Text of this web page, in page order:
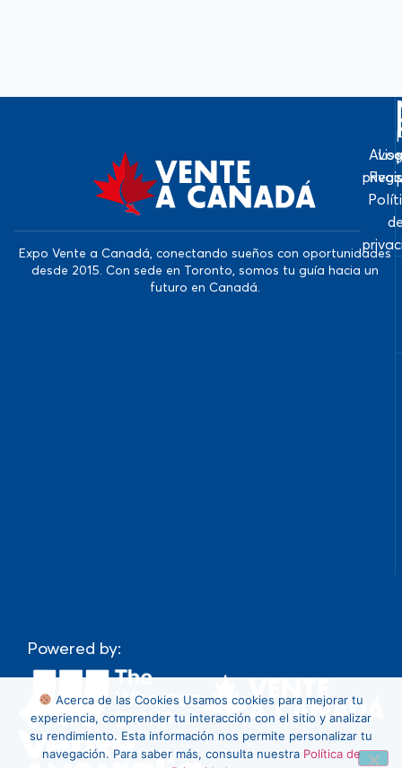
Expo Vente a Canadá, conectando sueños con oportunidades
desde 2015. Con sede en Toronto, somos tu guía hacia un
futuro en Canadá.
Powered by:
Acerca de las Cookies Usamos cookies para mejorar tu
experiencia, comprender tu interacción con el sitio y analizar
su rendimiento. Esta información nos permite personalizar tu
navegación. Para saber más, consulta nuestra Política de